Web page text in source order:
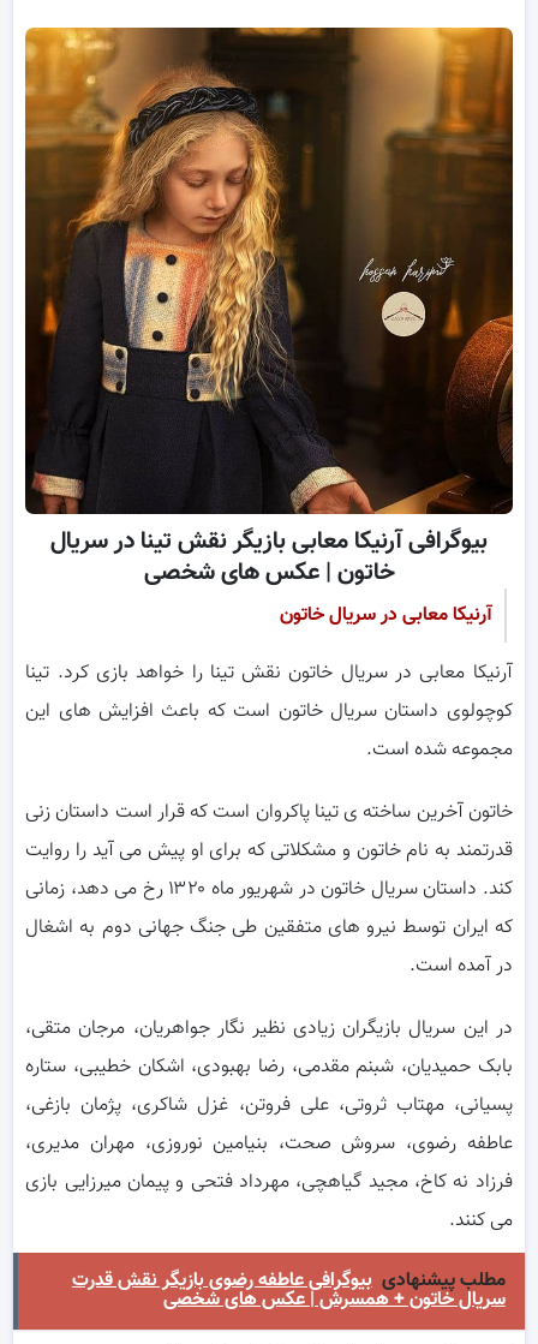
بیوگرافی آرنیکا معابی بازیگر نقش تینا در سریال
خاتون | عکس های شخصی
آرنیکا معابی در سریال خاتون
آرنیکا معابی در سریال خاتون نقش تینا را خواهد بازی کرد. تینا
کوچولوی داستان سریال خاتون است که باعث افزایش های این
مجموعه شده است.
خاتون آخرین ساخته ی تینا پاکروان است که قرار است داستان زنی
قدرتمند به نام خاتون و مشکلاتی که برای او پیش می آید را روایت
کند. داستان سریال خاتون در شهریور ماه ۱۳۲۰ رخ می دهد، زمانی
که ایران توسط نیرو های متفقین طی جنگ جهانی دوم به اشغال
در آمده است.
در این سریال بازیگران زیادی نظیر نگار جواهریان، مرجان متقی،
بابک حمیدیان، شبنم مقدمی، رضا بهبودی، اشکان خطیبی، ستاره
پسیانی، مهتاب ثروتی، علی فروتن، غزل شاکری، پژمان بازغی،
عاطفه رضوی، سروش صحت، بنیامین نوروزی، مهران مدیری،
فرزاد نه کاخ، مجید گیاهچی، مهرداد فتحی و پیمان میرزایی بازی
می کنند.
مطلب پیشنهادی بیوگرافی عاطفه رضوی بازیگر نقش قدرت
سریال خاتون + همسرش | عکس های شخصی